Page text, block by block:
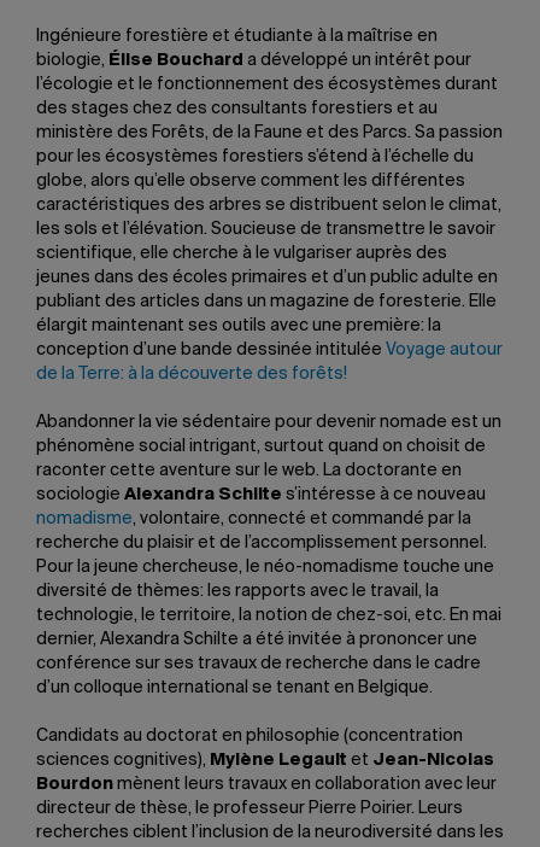
Ingénieure forestière et étudiante à la maîtrise en
biologie, Élise Bouchard a développé un intérêt pour
l’écologie et le fonctionnement des écosystèmes durant
des stages chez des consultants forestiers et au
ministère des Forêts, de la Faune et des Parcs. Sa passion
pour les écosystèmes forestiers s’étend à l’échelle du
globe, alors qu’elle observe comment les différentes
caractéristiques des arbres se distribuent selon le climat,
les sols et l’élévation. Soucieuse de transmettre le savoir
scientifique, elle cherche à le vulgariser auprès des
jeunes dans des écoles primaires et d’un public adulte en
publiant des articles dans un magazine de foresterie. Elle
élargit maintenant ses outils avec une première: la
conception d’une bande dessinée intitulée Voyage autour
de la Terre: à la découverte des forêts!
Abandonner la vie sédentaire pour devenir nomade est un
phénomène social intrigant, surtout quand on choisit de
raconter cette aventure sur le web. La doctorante en
sociologie Alexandra Schilte s’intéresse à ce nouveau
nomadisme, volontaire, connecté et commandé par la
recherche du plaisir et de l’accomplissement personnel.
Pour la jeune chercheuse, le néo-nomadisme touche une
diversité de thèmes: les rapports avec le travail, la
technologie, le territoire, la notion de chez-soi, etc. En mai
dernier, Alexandra Schilte a été invitée à prononcer une
conférence sur ses travaux de recherche dans le cadre
d’un colloque international se tenant en Belgique.
Candidats au doctorat en philosophie (concentration
sciences cognitives), Mylène Legault et Jean-Nicolas
Bourdon mènent leurs travaux en collaboration avec leur
directeur de thèse, le professeur Pierre Poirier. Leurs
recherches ciblent l’inclusion de la neurodiversité dans les